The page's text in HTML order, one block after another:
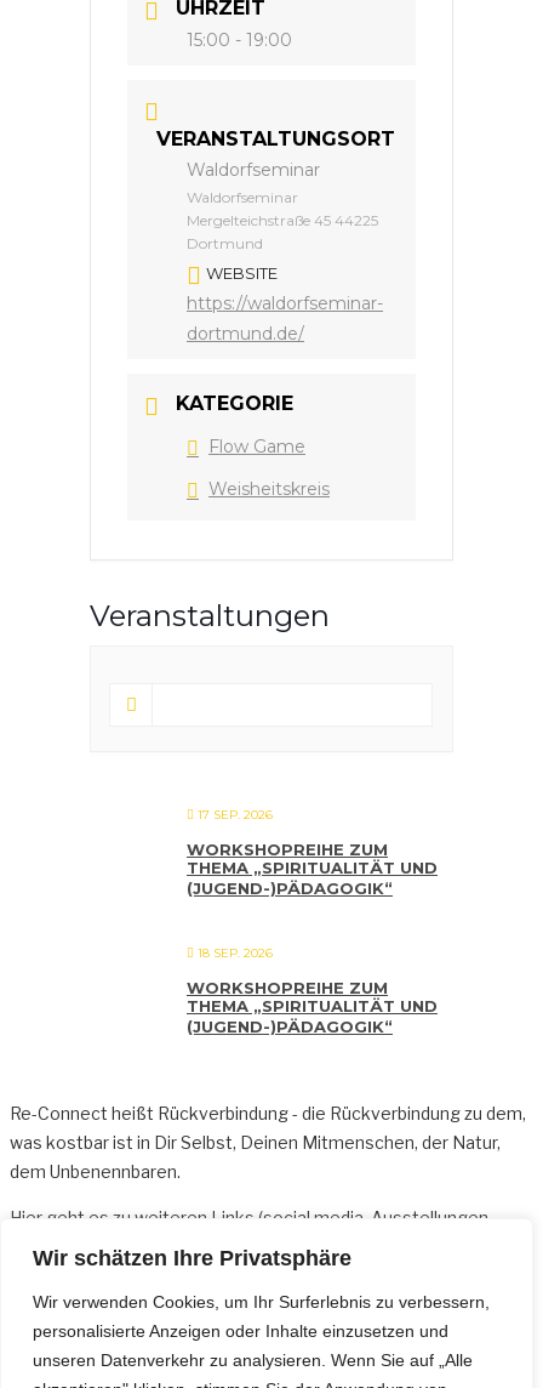
Wir schätzen Ihre Privatsphäre
Wir verwenden Cookies, um Ihr Surferlebnis zu verbessern,
personalisierte Anzeigen oder Inhalte einzusetzen und
unseren Datenverkehr zu analysieren. Wenn Sie auf „Alle
UHRZEIT
15:00 - 19:00
VERANSTALTUNGSORT
Waldorfseminar
Waldorfseminar
Mergelteichstraße 45 44225
Dortmund
WEBSITE
https://waldorfseminar-
dortmund.de/
KATEGORIE
Flow Game
Weisheitskreis
Veranstaltungen
17 SEP. 2026
WORKSHOPREIHE ZUM
THEMA „SPIRITUALITÄT UND
(JUGEND-)PÄDAGOGIK“
18 SEP. 2026
WORKSHOPREIHE ZUM
THEMA „SPIRITUALITÄT UND
(JUGEND-)PÄDAGOGIK“
Re-Connect heißt Rückverbindung - die Rückverbindung zu dem,
was kostbar ist in Dir Selbst, Deinen Mitmenschen, der Natur,
dem Unbenennbaren.
Hier geht es zu weiteren Links (social media, Ausstellungen,
Sonderangeboten usw.)
Für Fragen bin ich per Mail oder telefonisch erreichbar:
kontakt@re-connect.net und +49 162 30 976 23
Wer auf dem Laufenden bleiben möchte, kann sich gerne für den